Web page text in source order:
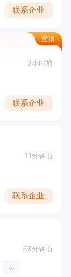
联系企业
置顶
3小时前
联系企业
11分钟前
联系企业
58分钟前
...